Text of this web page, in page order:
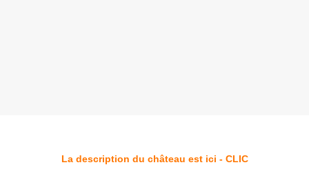
La description du château est ici - CLIC